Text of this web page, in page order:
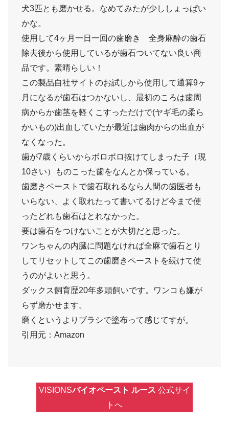
犬3匹とも磨かせる。なめてみたが少ししょっぱい
かな。
使用して4ヶ月一日一回の歯磨き 全身麻酔の歯石
除去後から使用しているが歯石ついてない良い商
品です。素晴らしい！
この製品自社サイトのお試しから使用して通算9ヶ
月になるが歯石はつかないし、最初のころは歯周
病からか歯茎を軽くこすっただけで(ヤギ毛の柔ら
かいもの)出血していたが最近は歯肉からの出血が
なくなった。
歯が7歳くらいからボロボロ抜けてしまった子（現
10さい）ものこった歯をなんとか保っている。
歯磨きペーストで歯石取れるなら人間の歯医者も
いらない、よく取れたって書いてるけど今まで使
ったどれも歯石はとれなかった。
要は歯石をつけないことが大切だと思った。
ワンちゃんの内臓に問題なければ全麻で歯石とり
してリセットしてこの歯磨きペーストを続けて使
うのがよいと思う。
ダックス飼育歴20年多頭飼いです。ワンコも嫌が
らず磨かせます。
磨くというよりブラシで塗布って感じてすが。
引用元：Amazon
VISIONSバイオペースト ルース 公式サイ
トへ